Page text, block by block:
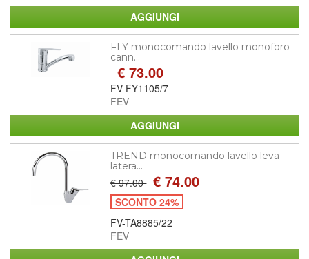
FLY monocomando lavello monoforo
cann...
€ 73.00
FV-FY1105/7
FEV
TREND monocomando lavello leva
latera...
€ 97.00 € 74.00
SCONTO 24%
FV-TA8885/22
FEV